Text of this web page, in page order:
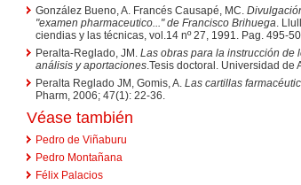
González Bueno, A. Francés Causapé, MC.
"examen pharmaceutico..." de Francisco Brihuega.
ciendias y las técnicas, vol.14 nº 27, 1991. Pag. 495-
Peralta-Reglado, JM. Las obras para la instrucción de
análisis y aportaciones.Tesis doctoral. Universidad de
Peralta Reglado JM, Gomis, A. Las cartillas
Pharm, 2006; 47(1): 22-36.
Véase también
Pedro de Viñaburu
Pedro Montañana
Félix Palacios